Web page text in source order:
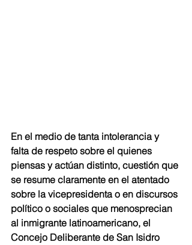
En el medio de tanta intolerancia y
falta de respeto sobre el quienes
piensas y actúan distinto, cuestión que
se resume claramente en el atentado
sobre la vicepresidenta o en discursos
político o sociales que menosprecian
al inmigrante latinoamericano, el
Concejo Deliberante de San Isidro